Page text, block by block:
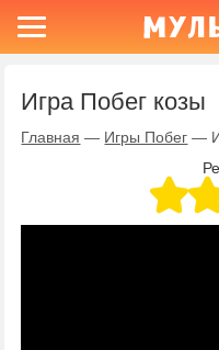
Игра Побег козы
Главная — Игры Побег —